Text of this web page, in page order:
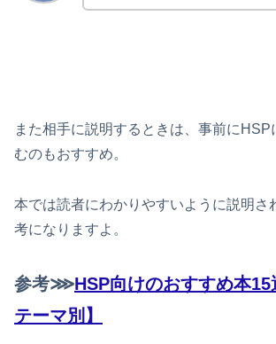
また相手に説明するときは、事前にHSP
むのもおすすめ。
本では読者にわかりやすいように説明さ
考になりますよ。
参考⋙HSP向けのおすすめ本15
テーマ別】